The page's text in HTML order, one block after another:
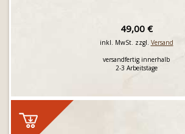
49,00 €
inkl. MwSt. zzgl. Versand
versandfertig innerhalb
2-3 Arbeitstage